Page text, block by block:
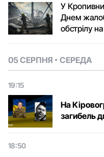
У
Днем
обстрілу
05 СЕРПНЯ СЕРЕДА
19:15
На
загибель
18:50